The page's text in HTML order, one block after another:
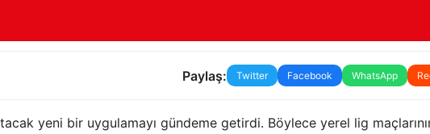
Paylaş: Twitter Facebook WhatsApp
yeni bir uygulamayı gündeme getirdi. Böylece yerel lig